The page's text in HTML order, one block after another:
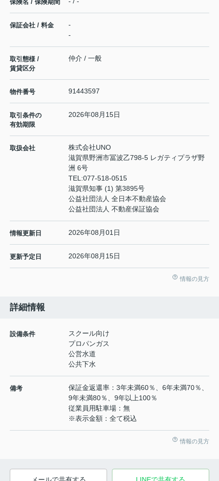
保険名 / 保険期間
保証会社 / 料金
-
-
取引態様 /
賃貸区分
仲介 / 一般
物件番号 91443597
取引条件の
有効期限
2026年08月15日
取扱会社
株式会社UNO
滋賀県野洲市冨波乙798-5 レガティプラザ野
洲 6号
TEL:077-518-0515
滋賀県知事 (1) 第3895号
公益社団法人 全日本不動産協会
公益社団法人 不動産保証協会
情報更新日 2026年08月01日
更新予定日 2026年08月15日
情報の見方
詳細情報
設備条件
スクール向け
プロパンガス
公営水道
公共下水
備考
保証金返還率：3年未満60％、6年未満70％、
9年未満80％、9年以上100％
従業員用駐車場：無
※表示金額：全て税込
情報の見方
メールで共有する LINEで共有する